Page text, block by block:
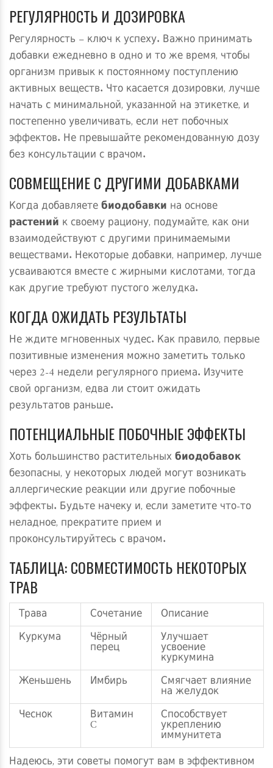
РЕГУЛЯРНОСТЬ И ДОЗИРОВКА
Регулярность – ключ к успеху. Важно принимать
добавки ежедневно в одно и то же время, чтобы
организм привык к постоянному поступлению
активных веществ. Что касается дозировки, лучше
начать с минимальной, указанной на этикетке, и
постепенно увеличивать, если нет побочных
эффектов. Не превышайте рекомендованную дозу
без консультации с врачом.
СОВМЕЩЕНИЕ С ДРУГИМИ ДОБАВКАМИ
Когда добавляетебиодобавки на основе
растений к своему рациону, подумайте, как они
взаимодействуют с другими принимаемыми
веществами. Некоторые добавки, например, лучше
усваиваются вместе с жирными кислотами, тогда
как другие требуют пустого желудка.
КОГДА ОЖИДАТЬ РЕЗУЛЬТАТЫ
Не ждите мгновенных чудес. Как правило, первые
позитивные изменения можно заметить только
через 2-4 недели регулярного приема. Изучите
свой организм, едва ли стоит ожидать
результатов раньше.
ПОТЕНЦИАЛЬНЫЕ ПОБОЧНЫЕ ЭФФЕКТЫ
Хоть большинство растительныхбиодобавок
безопасны, у некоторых людей могут возникать
аллергические реакции или другие побочные
эффекты. Будьте начеку и, если заметите что-то
неладное, прекратите прием и
проконсультируйтесь с врачом.
ТАБЛИЦА: СОВМЕСТИМОСТЬ НЕКОТОРЫХ
ТРАВ
Трава Сочетание
Описание
Куркума
Чёрный
перец
Улучшает
усвоение
куркумина
Женьшень
Имбирь Смягчает влияние
на желудок
Чеснок
Витамин
C
Способствует
укреплению
иммунитета
Надеюсь, эти советы помогут вам в эффективном